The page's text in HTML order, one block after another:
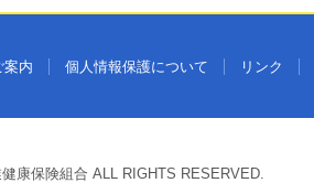
案内 個人情報保護について リンク
康保険組合 ALL RIGHTS RESERVED.